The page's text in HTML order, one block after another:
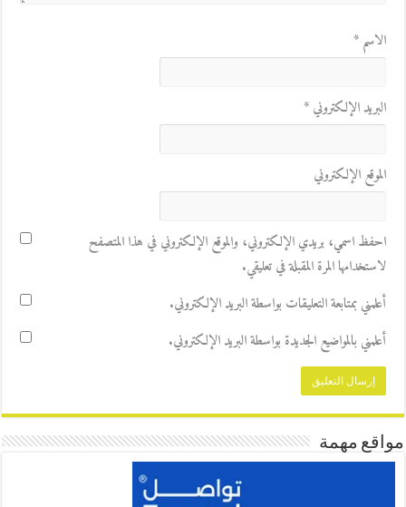
الاسم*
البريد الإلكتروني*
الموقع الإلكتروني
احفظ اسمي، بريدي الإلكتروني، والموقع الإلكتروني في هذا المتصفح
لاستخدامها المرة المقبلة في تعليقي.
أعلمني بمتابعة التعليقات بواسطة البريد الإلكتروني.
أعلمني بالمواضيع الجديدة بواسطة البريد الإلكتروني.
مواقع مهمة